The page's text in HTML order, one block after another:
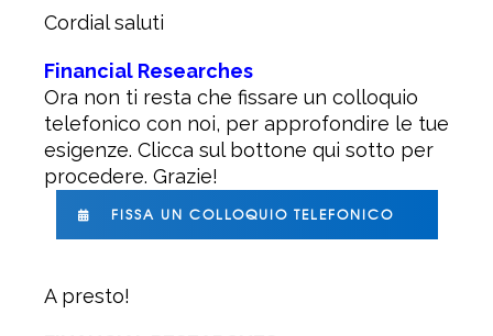
Cordial saluti
Financial Researches
Ora non ti resta che fissare un colloquio
telefonico con noi, per approfondire le tue
esigenze. Clicca sul bottone qui sotto per
procedere. Grazie!
FISSA UN COLLOQUIO TELEFONICO
A presto!